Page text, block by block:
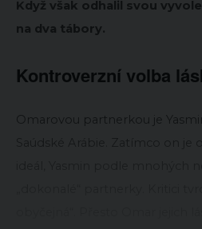
Když však odhalil svou
na dva tábory.
Kontroverzní volba
Omarovou partnerkou je